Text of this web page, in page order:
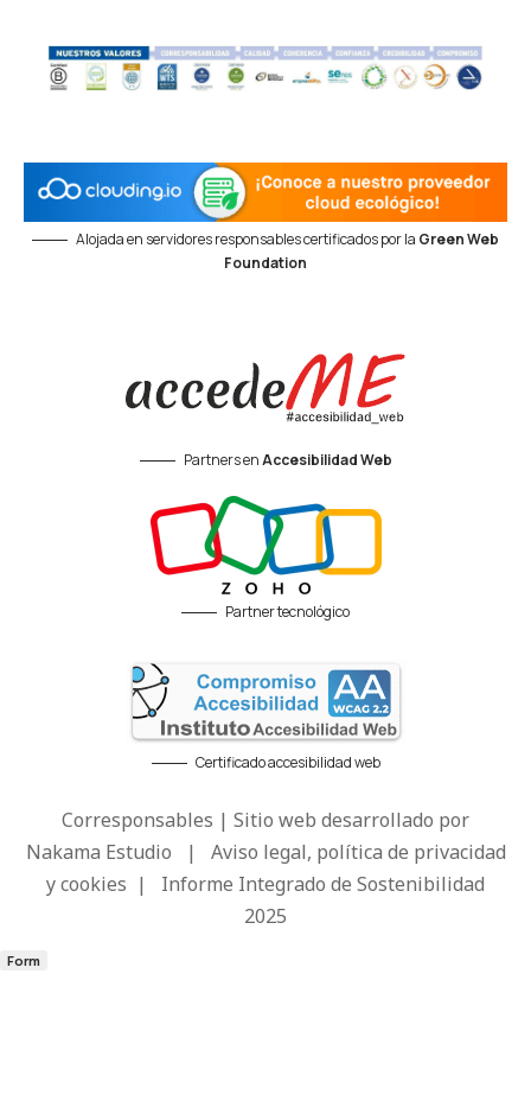
Alojada en servidores responsables certificados por la Green Web
Foundation
Partners enAccesibilidad Web
Partner tecnológico
Certificado accesibilidad web
Corresponsables | Sitio web desarrollado por
Nakama Estudio | Aviso legal, política de privacidad
y cookies | Informe Integrado de Sostenibilidad
2025
Form